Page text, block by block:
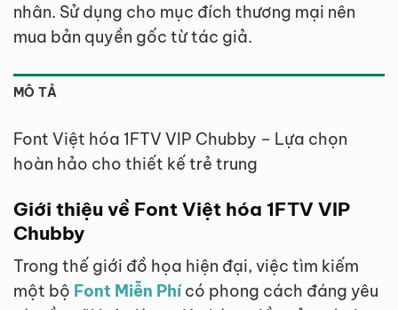
nhân. Sử dụng cho mục đích thương mại nên
mua bản quyền gốc từ tác giả.
MÔ TẢ
Font Việt hóa 1FTV VIP Chubby – Lựa chọn
hoàn hảo cho thiết kế trẻ trung
Giới thiệu về Font Việt hóa 1FTV VIP
Chubby
Trong thế giới đồ họa hiện đại, việc tìm kiếm
một bộ Font Miễn Phícó phong cách đáng yêu